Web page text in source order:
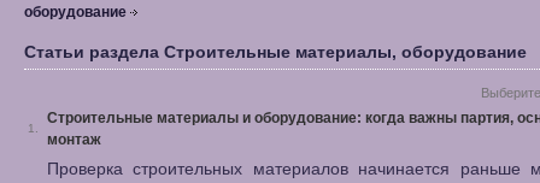
оборудование
Статьи раздела Строительные материалы, оборудование
1.
Строительные материалы и оборудование: когда важны партия,
монтаж
Проверка строительных материалов начинается раньше